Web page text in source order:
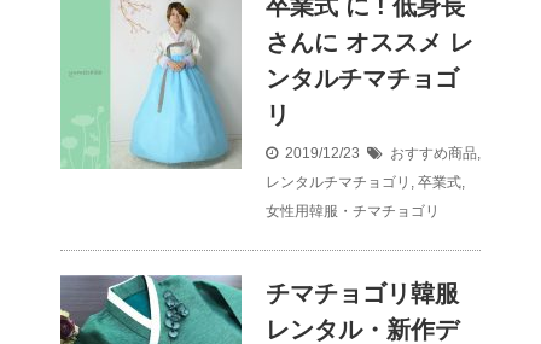
卒業式 に ! 低身長
さんに オススメ レ
ンタルチマチョゴ
リ
2019/12/23 おすすめ商品,
レンタルチマチョゴリ , 卒業式,
女性用韓服・チマチョゴリ
チマチョゴリ韓服
レンタル・新作デ